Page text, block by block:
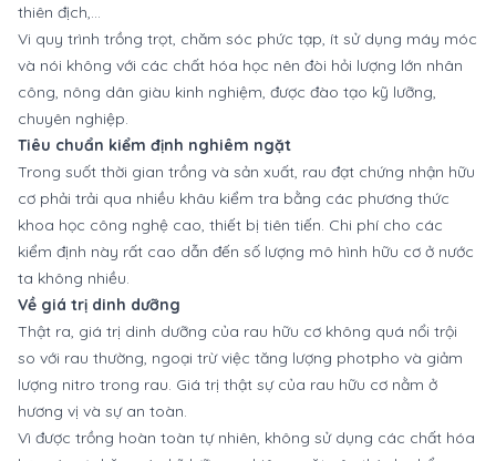
thiên địch,...
Vi quy trình trồng trọt, chăm sóc phức tạp, ít sử dụng máy móc
và nói không với các chất hóa học nên đòi hỏi lượng lớn nhân
công, nông dân giàu kinh nghiệm, được đào tạo kỹ lưỡng,
chuyên nghiệp.
Tiêu chuẩn kiểm định nghiêm ngặt
Trong suốt thời gian trồng và sản xuất, rau đạt chứng nhận hữu
cơ phải trải qua nhiều khâu kiểm tra bằng các phương thức
khoa học công nghệ cao, thiết bị tiên tiến. Chi phí cho các
kiểm định này rất cao dẫn đến số lượng mô hình hữu cơ ở nước
ta không nhiều.
Về giá trị dinh dưỡng
Thật ra, giá trị dinh dưỡng của rau hữu cơ không quá nổi trội
so với rau thường, ngoại trừ việc tăng lượng photpho và giảm
lượng nitro trong rau. Giá trị thật sự của rau hữu cơ nằm ở
hương vị và sự an toàn.
Vì được trồng hoàn toàn tự nhiên, không sử dụng các chất hóa